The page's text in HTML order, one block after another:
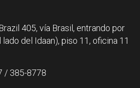
405, vía Brasil, entrando por
lado del Idaan), piso 11, oficina 11
/ 385-8778